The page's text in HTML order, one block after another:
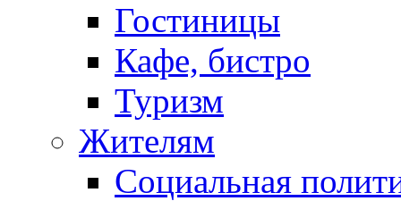
Гостиницы
Кафе, бистро
Туризм
Жителям
Социальная